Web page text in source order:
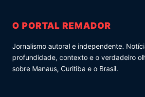
O PORTAL REMADOR
Jornalismo autoral e independente.
profundidade, contexto e o verdadeiro
sobre Manaus, Curitiba e o Brasil.